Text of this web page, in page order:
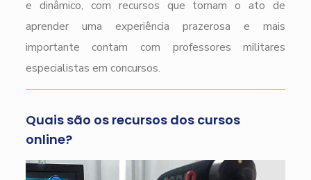
e dinâmico, com recursos que tornam o ato de
aprender uma experiência prazerosa e mais
importante contam com professores militares
especialistas em concursos.
Quais são os recursos dos cursos
online?